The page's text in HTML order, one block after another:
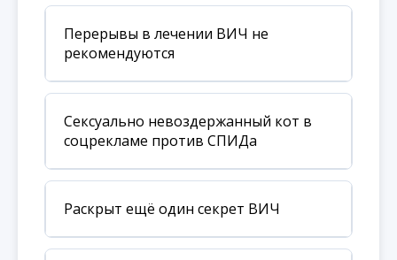
Перерывы в лечении ВИЧ не
рекомендуются
Сексуально невоздержанный кот в
соцрекламе против СПИДа
Раскрыт ещё один секрет ВИЧ